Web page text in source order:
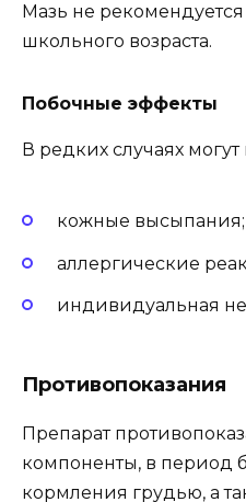
Мазь не
школьного возраста.
Побочные эффекты
В редких случаях могут
кожные высыпания;
аллергические
индивидуальная
Противопоказания
Препарат
компоненты, в период
кормления грудью, а